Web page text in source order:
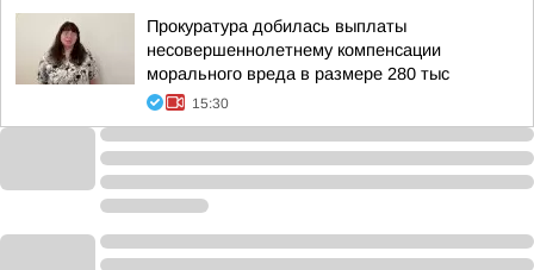
Прокуратура добилась выплаты
несовершеннолетнему компенсации
морального вреда в размере 280 тыс
15:30